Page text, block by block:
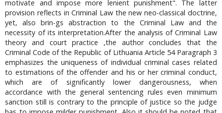
motivate and impose more lenient punishment". The latter
provision reflects in Criminal Law the new neo-classical doctrine,
yet, also brin-gs abstraction to the Criminal Law and the
necessity of its interpretation.After the analysis of Criminal Law
theory and court practice ,the author concludes that the
Criminal Code of the Republic of Lithuania Article 54 Paragraph 3
emphasizes the uniqueness of individual criminal cases related
to estimations of the offender and his or her criminal conduct,
which are of significantly lower dangerousness, when
accordance with the general sentencing rules even minimum
sanction still is contrary to the principle of justice so the judge